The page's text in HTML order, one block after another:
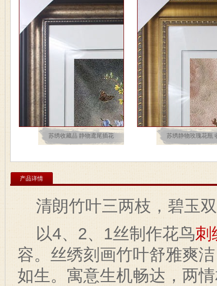
苏绣收藏品 静物鸢尾插花 苏绣静物玫瑰花瓶
产品详情
清朗竹叶三两枝，碧玉
以4、2、1丝制作花鸟刺
容。丝绣刻画竹叶舒雅爽
如生。寓意生机畅达，两